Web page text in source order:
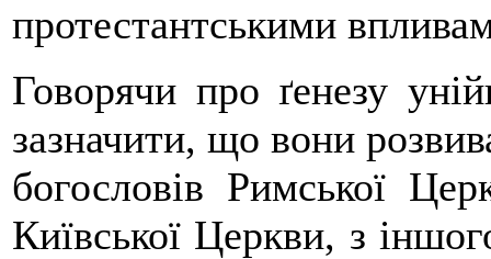
протестантськими
Говорячи про ґенезу
зазначити, що вони
богословів Римської
Київської Церкви, з